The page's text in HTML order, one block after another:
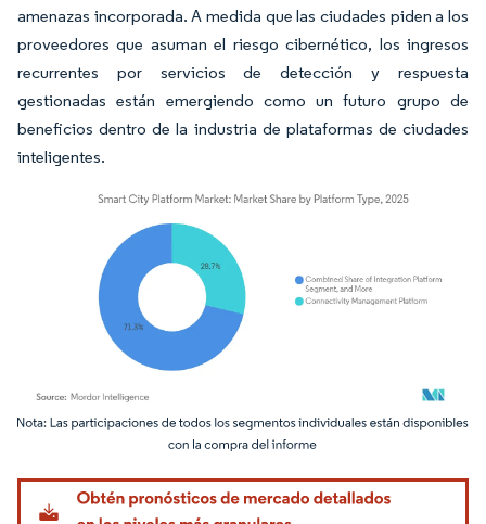
amenazas incorporada. A medida que las ciudades piden a los
proveedores que asuman el riesgo cibernético, los ingresos
recurrentes por servicios de detección y respuesta
gestionadas están emergiendo como un futuro grupo de
beneficios dentro de la industria de plataformas de ciudades
inteligentes.
Imagen © Mordor Intelligence. El uso requiere atribución según CC BY 4.0.